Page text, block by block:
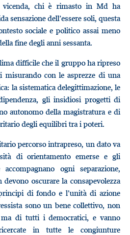
vicenda, chi è rimasto in Md ha
sensazione dell’essere soli, questa
sociale e politico assai meno
fine degli anni sessanta.
difficile che il gruppo ha ripreso
con le asprezze di una
la sistematica delegittimazione, le
gli insidiosi progetti di
autonomo della magistratura e di
degli equilibri tra i poteri.
percorso intrapreso, un dato va
di orientamento emerse e gli
ogni separazione,
oscurare la consapevolezza
di fondo e l’unità di azione
sono un bene collettivo, non
ma di tutti i democratici, e vanno
in tutte le congiunture